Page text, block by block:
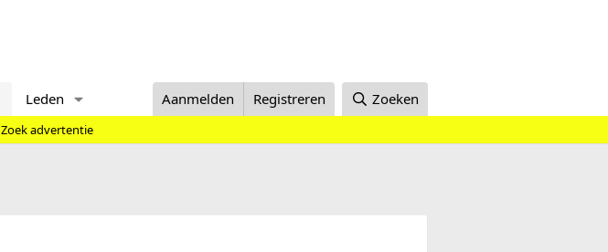
Leden Aanmelden Registreren Zoeken
Zoek advertentie